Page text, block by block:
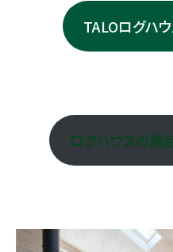
TALOログハ
ログハウスの商